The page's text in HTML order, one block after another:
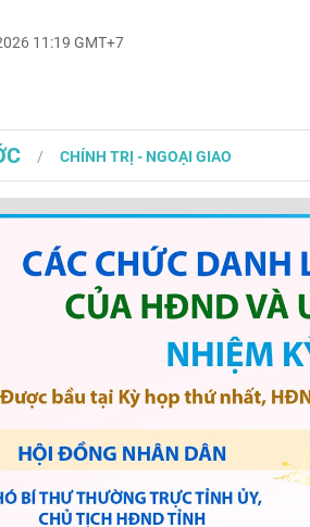
11:19 GMT+7
CHÍNH TRỊ - NGOẠI GIAO